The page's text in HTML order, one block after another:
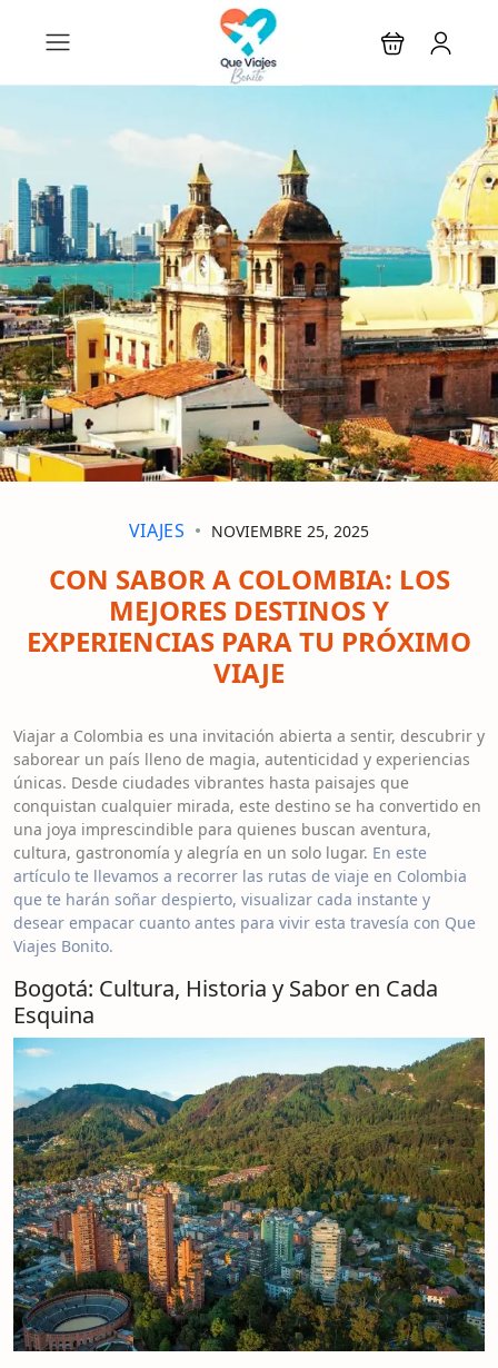
VIAJES NOVIEMBRE 25, 2025
CON SABOR A COLOMBIA: LOS
MEJORES DESTINOS Y
EXPERIENCIAS PARA TU PRÓXIMO
VIAJE
Viajar a Colombia es una invitación abierta a sentir, descubrir y
saborear un país lleno de magia, autenticidad y experiencias
únicas. Desde ciudades vibrantes hasta paisajes que
conquistan cualquier mirada, este destino se ha convertido en
una joya imprescindible para quienes buscan aventura,
cultura, gastronomía y alegría en un solo lugar. En este
artículo te llevamos a recorrer las rutas de viaje en Colombia
que te harán soñar despierto, visualizar cada instante y
desear empacar cuanto antes para vivir esta travesía con Que
Viajes Bonito.
Bogotá: Cultura, Historia y Sabor en Cada
Esquina